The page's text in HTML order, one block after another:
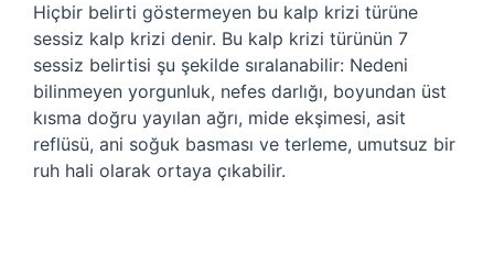
Hiçbir belirti göstermeyen bu kalp krizi türüne
sessiz kalp krizi denir. Bu kalp krizi türünün 7
sessiz belirtisi şu şekilde sıralanabilir: Nedeni
bilinmeyen yorgunluk, nefes darlığı, boyundan üst
kısma doğru yayılan ağrı, mide ekşimesi, asit
reflüsü, ani soğuk basması ve terleme, umutsuz bir
ruh hali olarak ortaya çıkabilir.